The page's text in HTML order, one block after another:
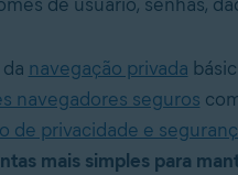
navegação privada
navegadores seguros
de privacidade e
mais simples para